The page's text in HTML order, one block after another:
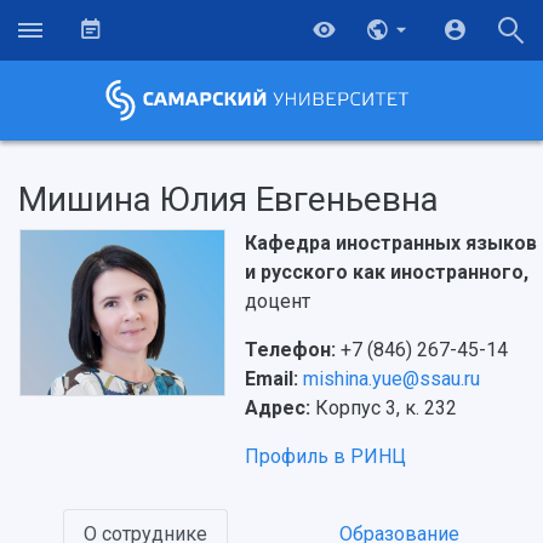
НАЗАД
Мишина Юлия Евгеньевна
Кафедра иностранных языков
и русского как иностранного,
доцент
Телефон: +7 (846) 267-45-14
Email: mishina.yue@ssau.ru
Адрес: Корпус 3, к. 232
Профиль в РИНЦ
О сотруднике Образование